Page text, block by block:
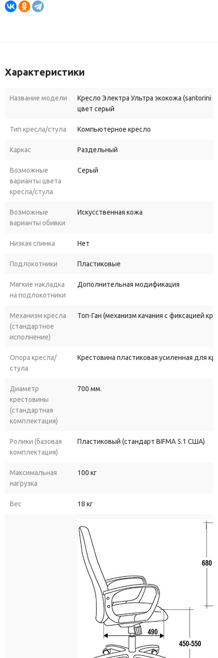
Характеристики
Название модели
Кресло Электра Ультра экокожа (santorini
цвет серый
Тип кресла/стула Компьютерное кресло
Каркас Раздельный
Возможные
варианты цвета
кресла/стула
Серый
Возможные
варианты обивки
Искусственная кожа
Низкая спинка Нет
Подлокотники Пластиковые
Мягкие накладка
на подлокотники
Дополнительная модификация
Механизм кресла
(стандартное
исполнение)
Топ-Ган (механизм качания с фиксацией
Опора кресла/
стула
Крестовина пластиковая усиленная для
Диаметр
крестовины
(стандартная
комплектация)
700 мм.
Ролики (базовая
комплектация)
Пластиковый (стандарт BIFMA 5.1 США)
Максимальная
нагрузка
100 кг
Вес 18 кг